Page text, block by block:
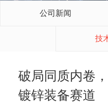
公司新闻
技
破局同质内卷
镀锌装备赛道